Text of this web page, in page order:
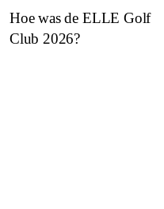
Hoe was de ELLE Golf
Club 2026?